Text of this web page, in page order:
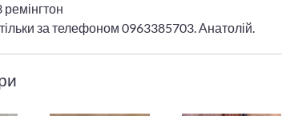
за телефоном 0963385703. Анатолій.